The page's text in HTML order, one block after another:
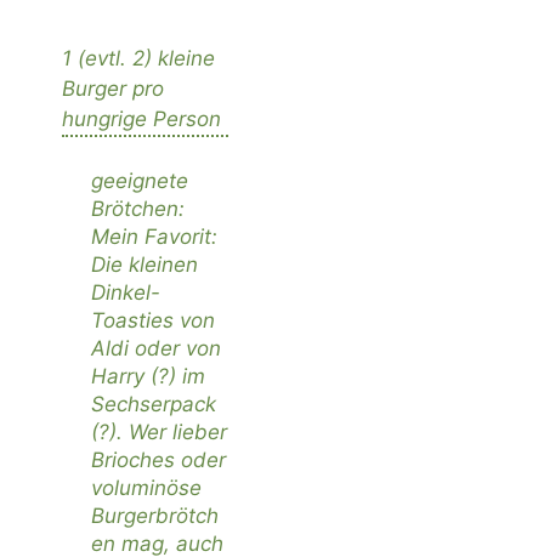
1 (evtl. 2) kleine
Burger pro
hungrige Person
geeignete
Brötchen:
Mein Favorit:
Die kleinen
Dinkel-
Toastiesvon
Aldioder von
Harry (?) im
Sechserpack
(?). Wer lieber
Brioches oder
voluminöse
Burgerbrötch
en mag, auch